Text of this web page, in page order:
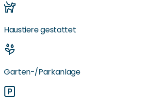
Haustiere gestattet
Garten-/Parkanlage